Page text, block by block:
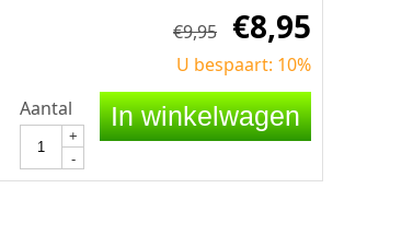
€9,95 €8,95
U bespaart: 10%
Aantal
+
-
In winkelwagen